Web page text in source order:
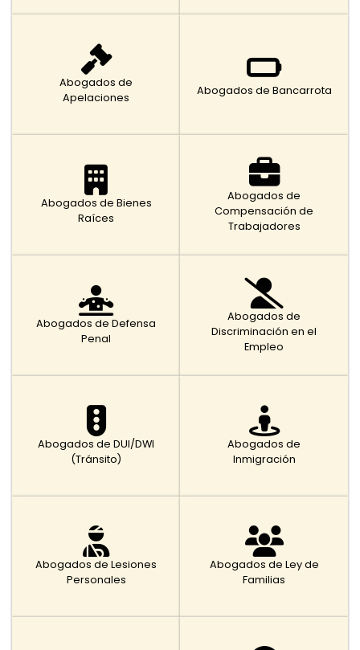
Abogados de
Apelaciones
Abogados de Bancarrota
Abogados de Bienes
Raíces
Abogados de
Compensación de
Trabajadores
Abogados de Defensa
Penal
Abogados de
Discriminación en el
Empleo
Abogados de DUI/DWI
(Tránsito)
Abogados de
Inmigración
Abogados de Lesiones
Personales
Abogados de Ley de
Familias